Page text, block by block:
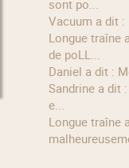
sont po...
Vacuum a
longue traîne a dit : merci à vous ... mais essayer
de poLL...
Daniel a dit :
Sandrine a dit : Bonsoir, mis á part de tres grandes
e...
longue traîne a dit : hé, bienvenue au Club,